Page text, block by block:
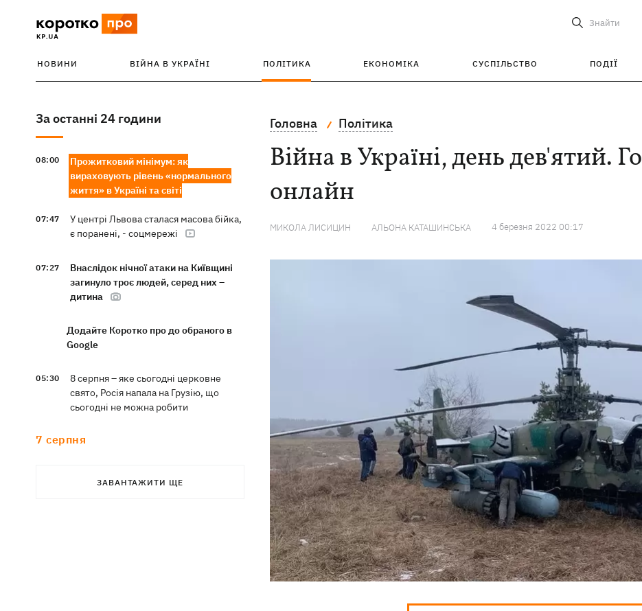
Знайти
НОВИНИ ВІЙНА В УКРАЇНІ ПОЛІТИКА ЕКОНОМІКА СУСПІЛЬСТВО ПОДІЇ
За останні 24 години
08:00
Прожитковий мінімум: як
вираховують рівень «нормального
життя» в Україні та світі
07:47
У центрі Львова сталася масова бійка,
є поранені, - соцмережі
07:27
Внаслідок нічної атаки на Київщині
загинуло троє людей, серед них –
дитина
Додайте Коротко про до обраного в
Google
05:30
8 серпня – яке сьогодні церковне
свято, Росія напала на Грузію, що
сьогодні не можна робити
7 серпня
Полякової із закликами змінити
ЗАВАНТАЖИТИ ЩЕ
Головна Політика
Війна в Україні, день дев'ятий.
онлайн
МИКОЛА ЛИСИЦИН АЛЬОНА КАТАШИНСЬКА 4 березня 2022 00:17